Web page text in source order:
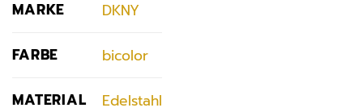
MARKE DKNY
FARBE bicolor
MATERIAL Edelstahl